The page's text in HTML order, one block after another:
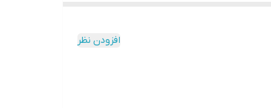
افزودن نظر